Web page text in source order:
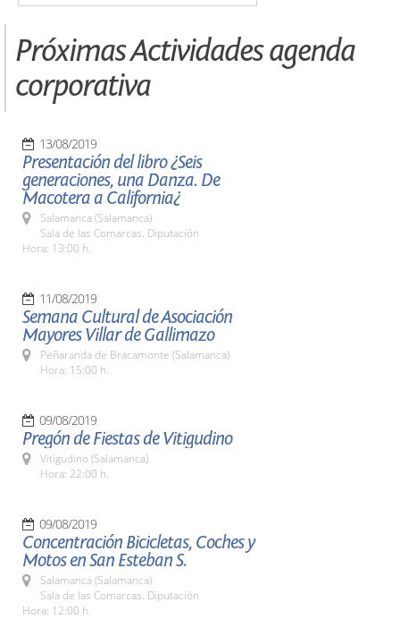
Próximas Actividades agenda
corporativa
13/08/2019
Presentación del libro ¿Seis
generaciones, una Danza. De
Macotera a California¿
Salamanca (Salamanca)
Sala de las Comarcas. Diputación
Hora: 13:00 h.
11/08/2019
Semana Cultural de Asociación
Mayores Villar de Gallimazo
Peñaranda de Bracamonte (Salamanca)
Hora: 15:00 h.
09/08/2019
Pregón de Fiestas de Vitigudino
Vitigudino (Salamanca)
Hora: 22:00 h.
09/08/2019
Concentración Bicicletas, Coches y
Motos en San Esteban S.
Salamanca (Salamanca)
Sala de las Comarcas. Diputación
Hora: 12:00 h.